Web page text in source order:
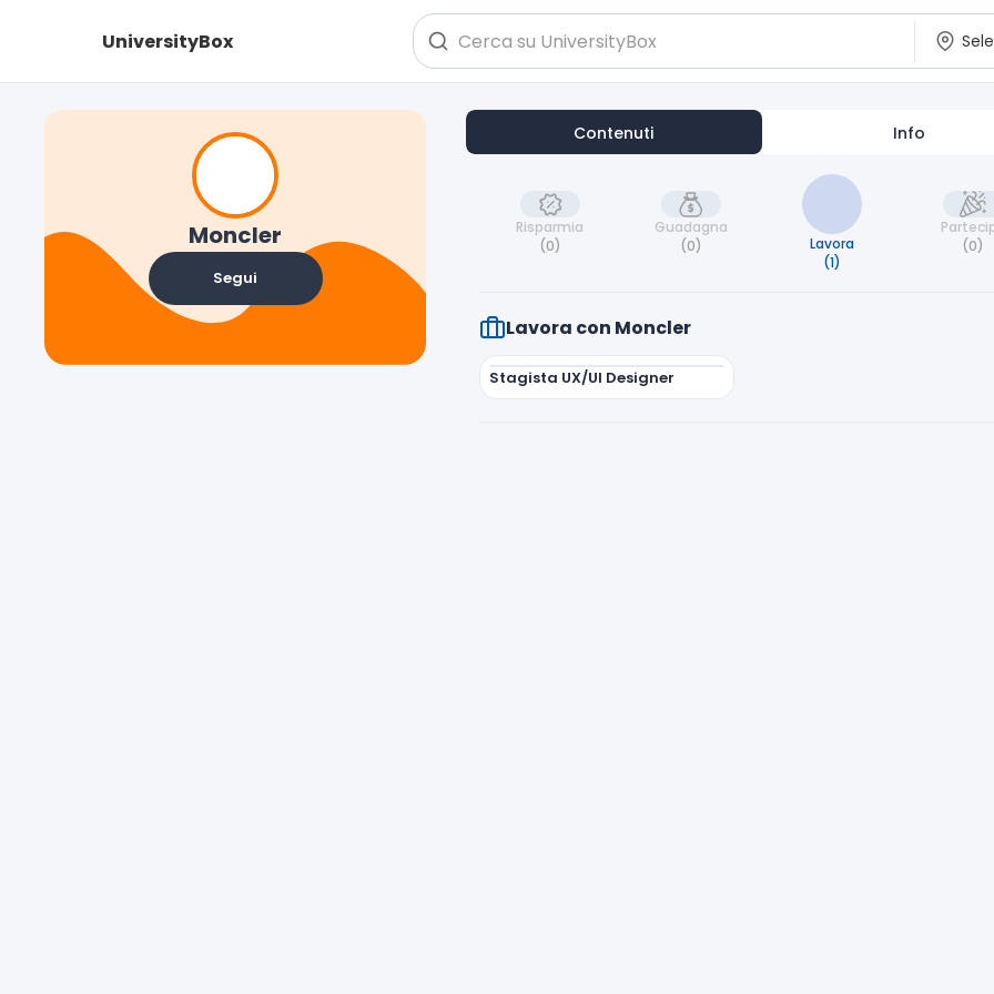
UniversityBox
Moncler
Segui
Contenuti Info
Risparmia
(0)
Guadagna
(0)
Lavora
(1)
(0)
Lavora con Moncler
Stagista UX/UI Designer